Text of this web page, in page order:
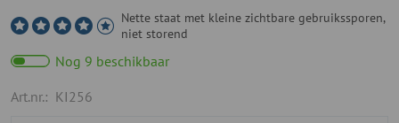
Nette staat met kleine zichtbare gebruikssporen,
niet storend
Nog 9 beschikbaar
Art.nr.: KI256